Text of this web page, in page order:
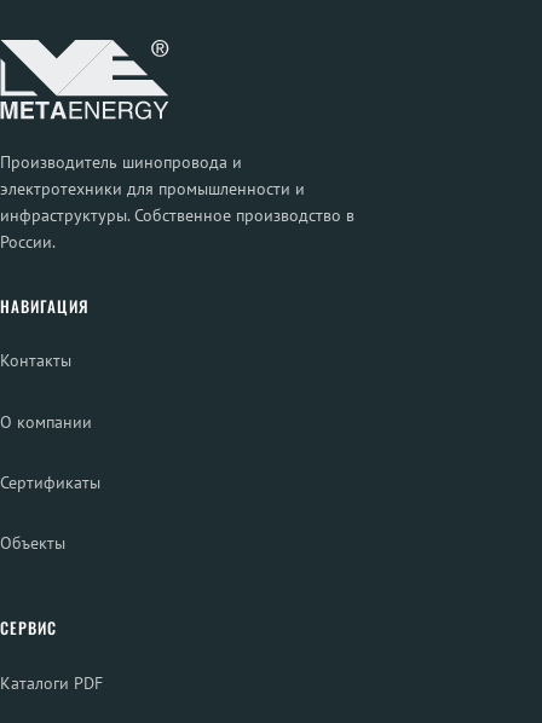
Производитель шинопровода и
электротехники для промышленности и
инфраструктуры. Собственное производство в
России.
НАВИГАЦИЯ
Контакты
О компании
Сертификаты
Объекты
СЕРВИС
Каталоги PDF